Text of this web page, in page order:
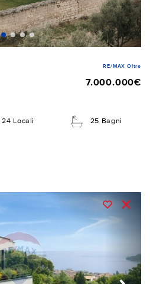
RE/MAX Oltre
7.000.000€
24 Locali 25 Bagni